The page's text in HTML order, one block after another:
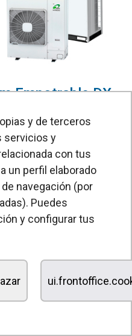
Empotrable DX
para bomba calor
HITACHI
y de terceros
servicios y
con tus
un perfil elaborado
navegación (por
Puedes
y configurar tus